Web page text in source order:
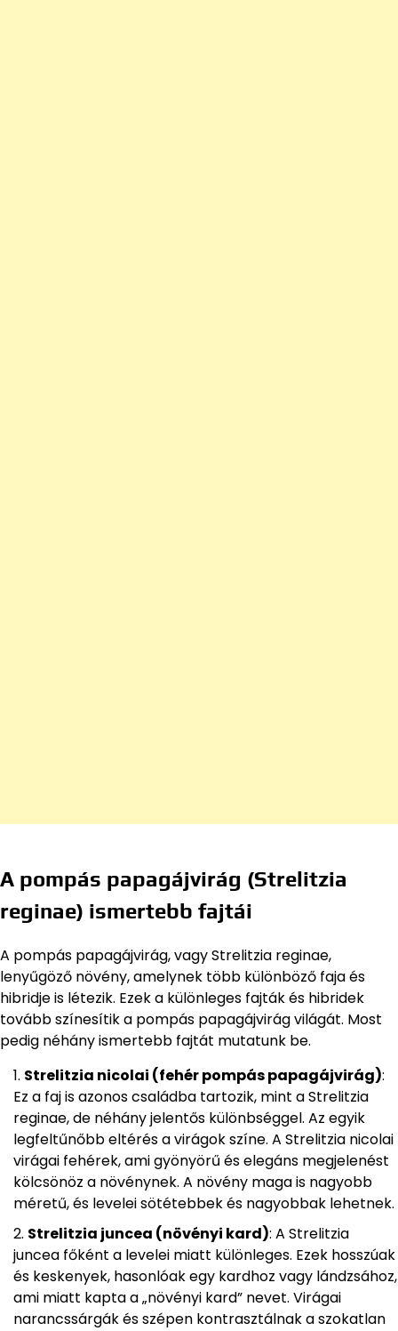
A pompás papagájvirág (Strelitzia
reginae) ismertebb fajtái
A pompás papagájvirág, vagy Strelitzia reginae,
lenyűgöző növény, amelynek több különböző faja és
hibridje is létezik. Ezek a különleges fajták és hibridek
tovább színesítik a pompás papagájvirág világát. Most
pedig néhány ismertebb fajtát mutatunk be.
Strelitzia nicolai (fehér pompás papagájvirág):
Ez a faj is azonos családba tartozik, mint a Strelitzia
reginae, de néhány jelentős különbséggel. Az egyik
legfeltűnőbb eltérés a virágok színe. A Strelitzia nicolai
virágai fehérek, ami gyönyörű és elegáns megjelenést
kölcsönöz a növénynek. A növény maga is nagyobb
méretű, és levelei sötétebbek és nagyobbak lehetnek.
Strelitzia juncea (növényi kard): A Strelitzia
juncea főként a levelei miatt különleges. Ezek hosszúak
és keskenyek, hasonlóak egy kardhoz vagy lándzsához,
ami miatt kapta a „növényi kard” nevet. Virágai
narancssárgák és szépen kontrasztálnak a szokatlan